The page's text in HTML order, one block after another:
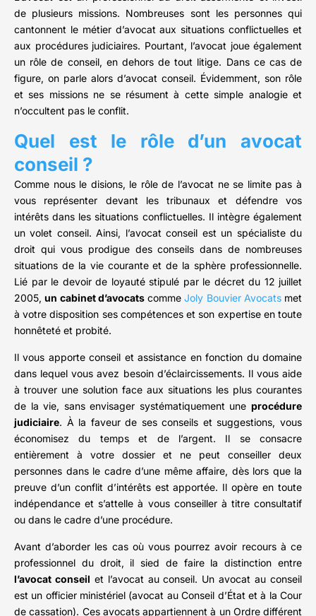
de plusieurs missions. Nombreuses sont les personnes qui
cantonnent le métier d’avocat aux situations conflictuelles et
aux procédures judiciaires. Pourtant, l’avocat joue également
un rôle de conseil, en dehors de tout litige. Dans ce cas de
figure, on parle alors d’avocat conseil. Évidemment, son rôle
et ses missions ne se résument à cette simple analogie et
n’occultent pas le conflit.
Quel est le rôle d’un avocat
conseil ?
Comme nous le disions, le rôle de l’avocat ne se limite pas à
vous représenter devant les tribunaux et défendre vos
intérêts dans les situations conflictuelles. Il intègre également
un volet conseil. Ainsi, l’avocat conseil est un spécialiste du
droit qui vous prodigue des conseils dans de nombreuses
situations de la vie courante et de la sphère professionnelle.
Lié par le devoir de loyauté stipulé par le décret du 12 juillet
2005,un cabinet d’avocatscommeJoly Bouvier Avocatsmet
à votre disposition ses compétences et son expertise en toute
honnêteté et probité.
Il vous apporte conseil et assistance en fonction du domaine
dans lequel vous avez besoin d’éclaircissements. Il vous aide
à trouver une solution face aux situations les plus courantes
de la vie, sans envisager systématiquement une procédure
judiciaire. À la faveur de ses conseils et suggestions, vous
économisez du temps et de l’argent. Il se consacre
entièrement à votre dossier et ne peut conseiller deux
personnes dans le cadre d’une même affaire, dès lors que la
preuve d’un conflit d’intérêts est apportée. Il opère en toute
indépendance et s’attelle à vous conseiller à titre consultatif
ou dans le cadre d’une procédure.
Avant d’aborder les cas où vous pourrez avoir recours à ce
professionnel du droit, il sied de faire la distinction entre
l’avocat conseil et l’avocat au conseil. Un avocat au conseil
est un officier ministériel (avocat au Conseil d’État et à la Cour
de cassation). Ces avocats appartiennent à un Ordre différent